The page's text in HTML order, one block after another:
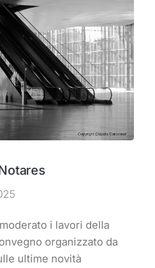
i lavori della
organizzato da
ultime novità